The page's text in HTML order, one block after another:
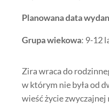
Planowana data
Grupa wiekowa: 9-12
Zira wraca do
w którym nie była od
wieść życie